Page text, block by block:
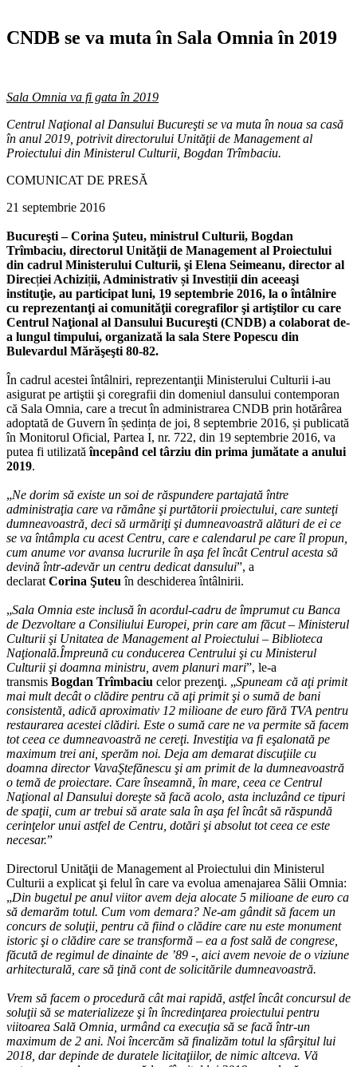
CNDB se va muta în Sala Omnia în 2019
Sala Omnia va fi gata în 2019
Centrul Naţional al Dansului Bucureşti se va muta în noua sa casă
în anul 2019, potrivit directorului Unităţii de Management al
Proiectului din Ministerul Culturii, Bogdan Trîmbaciu.
COMUNICAT DE PRESĂ
21 septembrie 2016
Bucureşti – Corina Şuteu, ministrul Culturii, Bogdan
Trîmbaciu, directorul Unităţii de Management al Proiectului
din cadrul Ministerului Culturii, şi Elena Seimeanu, director al
Direcției Achiziții, Administrativ și Investiții din aceeaşi
instituţie, au participat luni, 19 septembrie 2016, la o întâlnire
cu reprezentanţi ai comunităţii coregrafilor şi artiştilor cu care
Centrul Naţional al Dansului Bucureşti (CNDB) a colaborat de-
a lungul timpului, organizată la sala Stere Popescu din
Bulevardul Mărăşeşti 80-82.
În cadrul acestei întâlniri, reprezentanţii Ministerului Culturii i-au
asigurat pe artiştii şi coregrafii din domeniul dansului contemporan
că Sala Omnia, care a trecut în administrarea CNDB prin hotărârea
adoptată de Guvern în ședința de joi, 8 septembrie 2016, și publicată
în Monitorul Oficial, Partea I, nr. 722, din 19 septembrie 2016, va
putea fi utilizatăîncepând cel târziu din prima jumătate a anului
2019.
„Ne dorim să existe un soi de răspundere partajată între
administraţia care va rămâne şi purtătorii proiectului, care sunteţi
dumneavoastră, deci să urmăriţi şi dumneavoastră alături de ei ce
se va întâmpla cu acest Centru, care e calendarul pe care îl propun,
cum anume vor avansa lucrurile în aşa fel încât Centrul acesta să
devină într-adevăr un centru dedicat dansului”, a
declarat Corina Şuteu în deschiderea întâlnirii.
„Sala Omnia este inclusă în acordul-cadru de împrumut cu Banca
de Dezvoltare a Consiliului Europei, prin care am făcut – Ministerul
Culturii şi Unitatea de Management al Proiectului – Biblioteca
Naţională.Împreună cu conducerea Centrului şi cu Ministerul
Culturii şi doamna ministru, avem planuri mari”, le-a
transmis Bogdan Trîmbaciu celor prezenţi. „Spuneam că aţi primit
mai mult decât o clădire pentru că aţi primit şi o sumă de bani
consistentă, adică aproximativ 12 milioane de euro fără TVA pentru
restaurarea acestei clădiri. Este o sumă care ne va permite să facem
tot ceea ce dumneavoastră ne cereţi. Investiţia va fi eşalonată pe
maximum trei ani, sperăm noi. Deja am demarat discuţiile cu
doamna director VavaŞtefănescu şi am primit de la dumneavoastră
o temă de proiectare. Care înseamnă, în mare, ceea ce Centrul
Naţional al Dansului doreşte să facă acolo, asta incluzând ce tipuri
de spaţii, cum ar trebui să arate sala în aşa fel încât să răspundă
cerinţelor unui astfel de Centru, dotări şi absolut tot ceea ce este
necesar.”
Directorul Unităţii de Management al Proiectului din Ministerul
Culturii a explicat şi felul în care va evolua amenajarea Sălii Omnia:
„Din bugetul pe anul viitor avem deja alocate 5 milioane de euro ca
să demarăm totul. Cum vom demara? Ne-am gândit să facem un
concurs de soluţii, pentru că fiind o clădire care nu este monument
istoric şi o clădire care se transformă – ea a fost sală de congrese,
făcută de regimul de dinainte de ’89 -, aici avem nevoie de o viziune
arhitecturală, care să ţină cont de solicitările dumneavoastră.
Vrem să facem o procedură cât mai rapidă, astfel încât concursul de
soluţii să se materializeze şi în încredinţarea proiectului pentru
viitoarea Sală Omnia, urmând ca execuţia să se facă într-un
maximum de 2 ani. Noi încercăm să finalizăm totul la sfârşitul lui
2018, dar depinde de duratele licitaţiilor, de nimic altceva. Vă